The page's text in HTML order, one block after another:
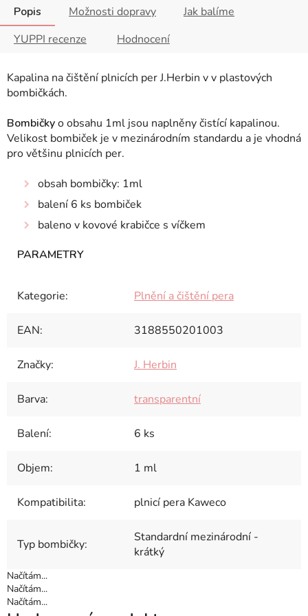
Popis Možnosti dopravy
Jak balíme
YUPPI recenze
Hodnocení
Kapalina na čištění plnicích per J.Herbin v v plastových
bombičkách.
Bombičkyo obsahu 1ml jsou naplněny čistící kapalinou.
Velikost bombiček je v mezinárodním standardu a je vhodná
pro většinu plnicích per.
obsah bombičky: 1ml
balení 6 ks bombiček
baleno v kovové krabičce s víčkem
Kategorie: Plnění a čištění pera
EAN: 3188550201003
Značky: J. Herbin
Barva: transparentní
Balení: 6 ks
Objem: 1 ml
Kompatibilita: plnicí pera Kaweco
Typ bombičky:
Standardní mezinárodní -
krátký
Načítám...
Načítám...
Načítám...